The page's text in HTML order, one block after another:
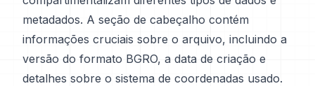
metadados. A seção de cabeçalho contém
informações cruciais sobre o arquivo, incluindo a
versão do formato BGRO, a data de criação e
detalhes sobre o sistema de coordenadas usado.